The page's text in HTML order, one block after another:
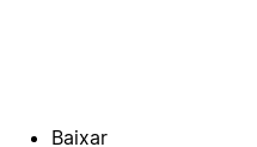
Baixar